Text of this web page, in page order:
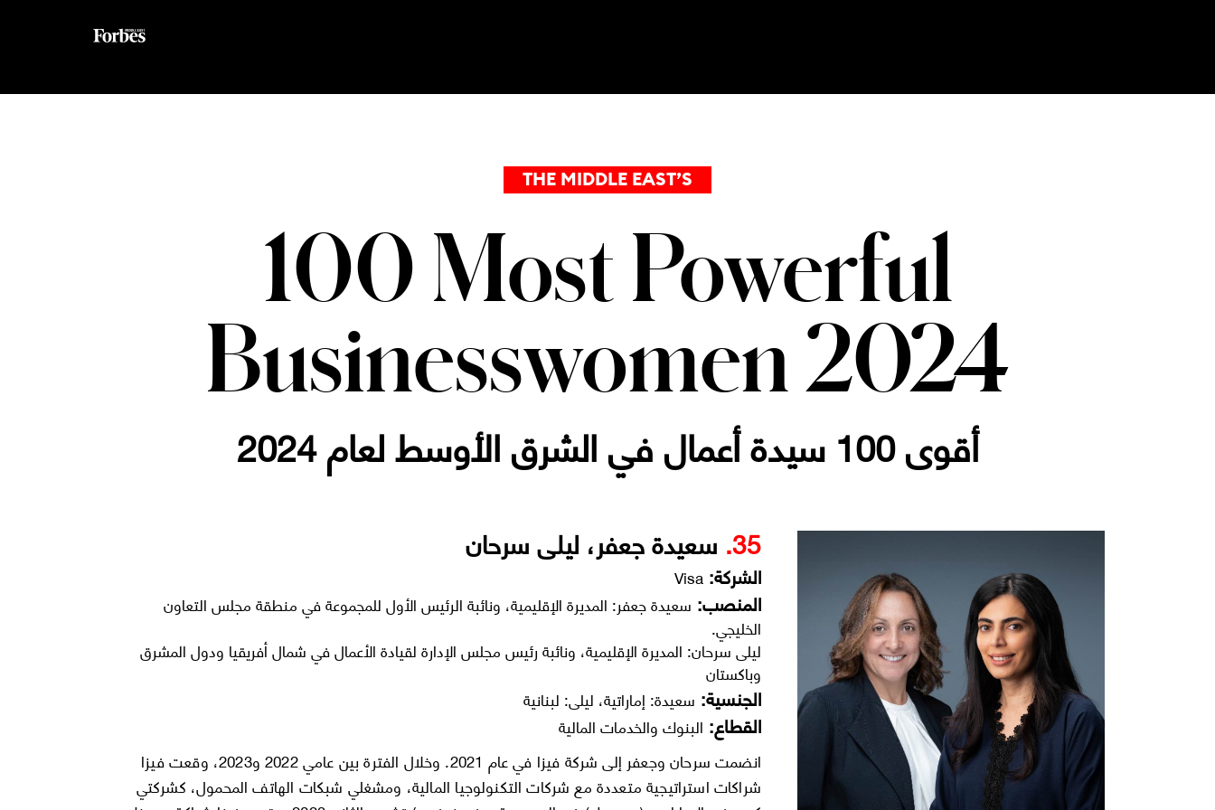
THE MIDDLE EAST’S
100 Most Powerful
Businesswomen 2024
أقوى 100 سيدة أعمال في الشرق الأوسط لعام 2024
35. سعيدة جعفر، ليلى سرحان
الشركة: Visa
المنصب: سعيدة جعفر: المديرة الإقليمية، ونائبة الرئيس الأول للمجموعة في منطقة مجلس التعاون
الخليجي.
ليلى سرحان: المديرة الإقليمية، ونائبة رئيس مجلس الإدارة لقيادة الأعمال في شمال أفريقيا ودول المشرق
وباكستان
الجنسية: سعيدة: إماراتية، ليلى: لبنانية
القطاع: البنوك والخدمات المالية
انضمت سرحان وجعفر إلى شركة فيزا في عام 2021. وخلال الفترة بين عامي 2022 و2023، وقعت فيزا
شراكات استراتيجية متعددة مع شركات التكنولوجيا المالية، ومشغلي شبكات الهاتف المحمول، كشركتي